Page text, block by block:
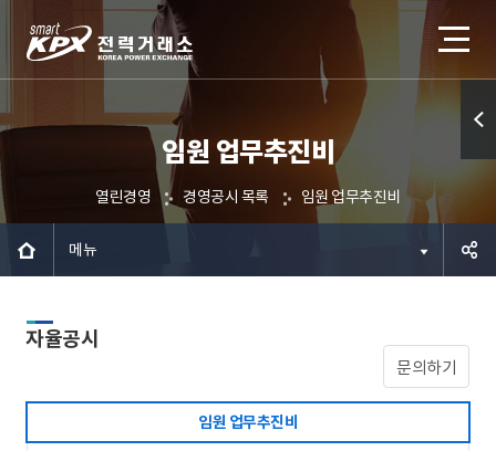
임원 업무추진비
열린경영 경영공시 목록 임원 업무추진비
메뉴
기
문의하기
자율공시
임원 업무추진비